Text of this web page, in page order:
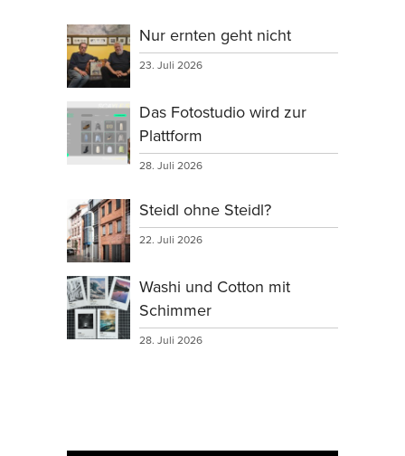
Nur ernten geht nicht
23. Juli 2026
Das Fotostudio wird zur
Plattform
28. Juli 2026
Steidl ohne Steidl?
22. Juli 2026
Washi und Cotton mit
Schimmer
28. Juli 2026